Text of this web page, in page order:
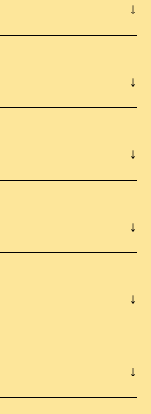
↓
↓
↓
↓
↓
↓